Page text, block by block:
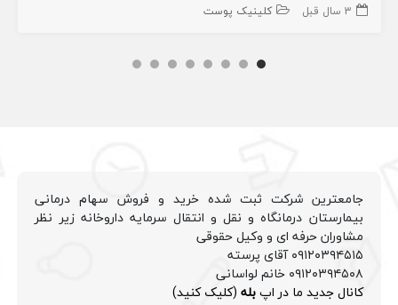
3 سال قبل کلینیک پوست
جامعترین شرکت ثبت شده خرید و فروش سهام درمانی
بیمارستان درمانگاه و نقل و انتقال سرمایه داروخانه زیر نظر
مشاوران حرفه ای و وکیل حقوقی
۰۹۱۲۰۳۹۴۵۱۵ آقای پرسته
۰۹۱۲۰۳۹۴۵۰۸ خانم لواسانی
کانال جدید ما در اپبله (کلیک کنید)